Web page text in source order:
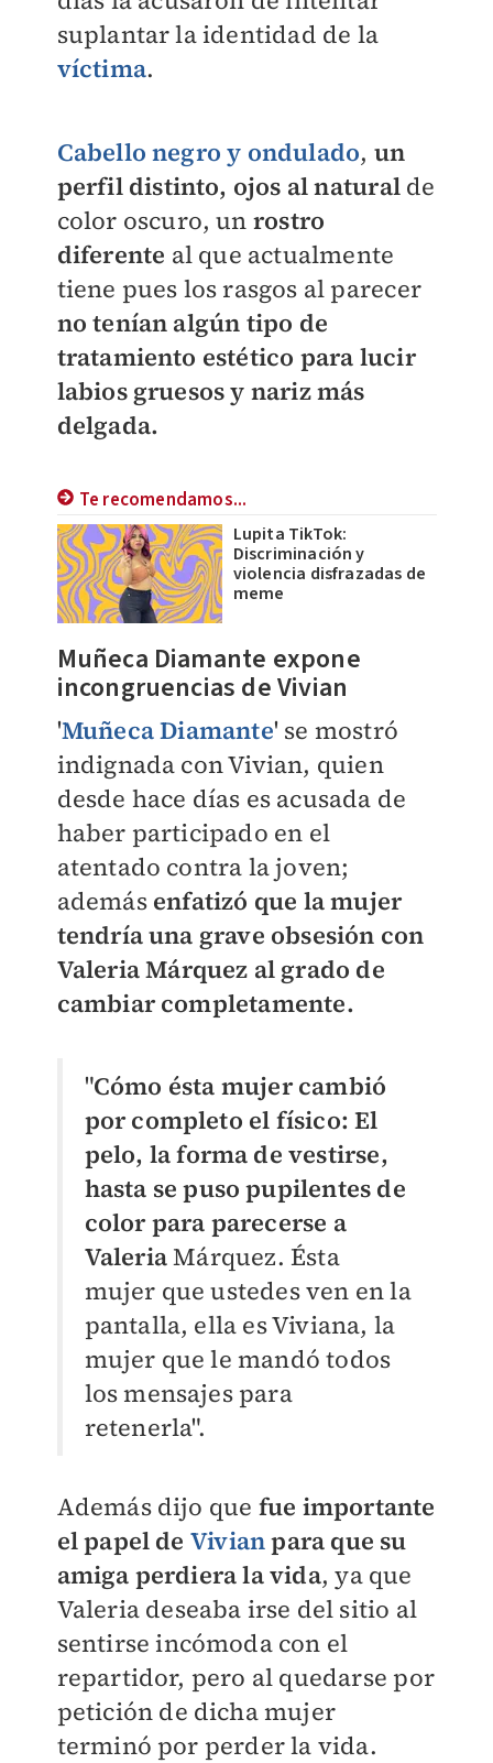
suplantar la identidad de la
víctima.
Cabello negro y ondulado, un
perfil distinto, ojos al natural de
color oscuro, un rostro
diferente al que actualmente
tiene pues los rasgos al parecer
no tenían algún tipo de
tratamiento estético para lucir
labios gruesos y nariz más
delgada.
Te recomendamos...
Lupita TikTok:
Discriminación y
violencia disfrazadas de
meme
Muñeca Diamante expone
incongruencias de Vivian
'Muñeca Diamante' se mostró
indignada con Vivian, quien
desde hace días es acusada de
haber participado en el
atentado contra la joven;
ademásenfatizó que la mujer
tendría una grave obsesión con
Valeria Márquez al grado de
cambiar completamente.
"Cómo ésta mujer cambió
por completo el físico: El
pelo, la forma de vestirse,
hasta se puso pupilentes de
color para parecerse a
ValeriaMárquez. Ésta
mujer que ustedes ven en la
pantalla, ella es Viviana, la
mujer que le mandó todos
los mensajes para
retenerla".
Además dijo que fue importante
el papel de Vivianpara que su
amiga perdiera la vida, ya que
Valeria deseaba irse del sitio al
sentirse incómoda con el
repartidor, pero al quedarse por
petición de dicha mujer
terminó por perder la vida.